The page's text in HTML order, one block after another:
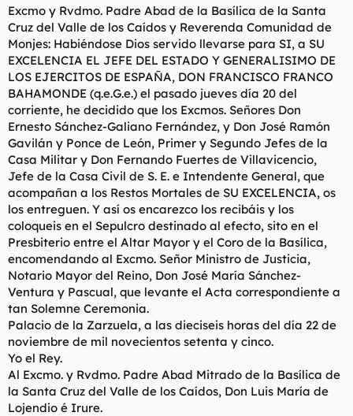
un profesor particular de historia.
Por cierto, ¿Sabes quien años después falleció en la mismo
hospital y en la misma cama (lugar, habitación) que Franco? Si
me lo dices te doy un pin o una chocolatina para que duermas
bien.
Excmo y Rvdmo. Padre Abad de la Basílica de la Santa
Cruz del Valle de los Caídos y Reverenda Comunidad de
Monjes: Habiéndose Dios servido llevarse para SI, a SU
EXCELENCIA EL JEFE DEL ESTADO Y GENERALISIMO DE
LOS EJERCITOS DE ESPAÑA, DON FRANCISCO FRANCO
BAHAMONDE (q.e.G.e.) el pasado jueves día 20 del
corriente, he decidido que los Excmos. Señores Don
Ernesto Sánchez-Galiano Fernández, y Don José Ramón
Gavilán y Ponce de León, Primer y Segundo Jefes de la
Casa Militar y Don Fernando Fuertes de Villavicencio,
Jefe de la Casa Civil de S. E. e Intendente General, que
acompañan a los Restos Mortales de SU EXCELENCIA, os
los entreguen. Y así os encarezco los recibáis y los
coloqueis en el Sepulcro destinado al efecto, sito en el
Presbiterio entre el Altar Mayor y el Coro de la Basílica,
encomendando al Excmo. Señor Ministro de Justicia,
Notario Mayor del Reino, Don José María Sánchez-
Ventura y Pascual, que levante el Acta correspondiente a
tan Solemne Ceremonia.
Palacio de la Zarzuela, a las dieciseis horas del día 22 de
noviembre de mil novecientos setenta y cinco.
Yo el Rey.
Al Excmo. y Rvdmo. Padre Abad Mitrado de la Basílica de
la Santa Cruz del Valle de los Caídos, Don Luis María de
Lojendio é Irure.